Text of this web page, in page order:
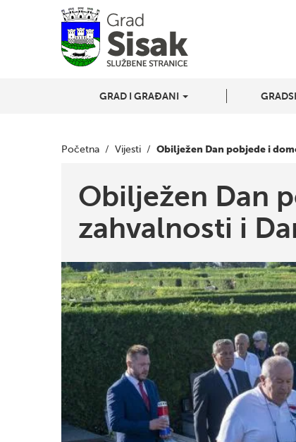
GRAD I GRAĐANI
Početna / Vijesti / Obilježen Dan pobjede i
Obilježen Dan
zahvalnosti i